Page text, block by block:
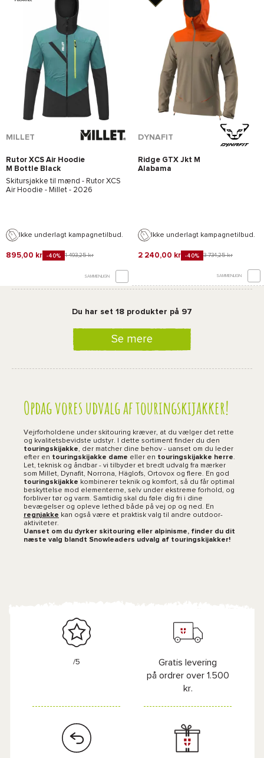
*Se betingelserne
MILLET
Rutor XCS Air Hoodie
M Bottle Black
Skitursjakke til mænd - Rutor XCS
Air Hoodie - Millet - 2026
Ikke underlagt kampagnetilbud.
895,00 kr -40% 1 493,25 kr
SAMMENLIGN
DYNAFIT
Ridge GTX Jkt M
Alabama
Ikke underlagt kampagnetilbud.
2 240,00 kr -40% 3 734,25 kr
SAMMENLIGN
Du har set 18 produkter på 97
Se mere
Opdag vores udvalg af touringskijakker!
Vejrforholdene under skitouring kræver, at du vælger det rette
og kvalitetsbevidste udstyr. I dette sortiment finder du den
touringskijakke, der matcher dine behov - uanset om du leder
efter en touringskijakke dame eller en touringskijakke herre.
Let, teknisk og åndbar - vi tilbyder et bredt udvalg fra mærker
som Millet, Dynafit, Norrona, Häglofs, Ortovox og flere. En god
touringskijakke kombinerer teknik og komfort, så du får optimal
beskyttelse mod elementerne, selv under ekstreme forhold, og
forbliver tør og varm. Samtidig skal du føle dig fri i dine
bevægelser og opleve lethed både på vej op og ned. En
regnjakke kan også være et praktisk valg til andre outdoor-
aktiviteter.
Uanset om du dyrker skitouring eller alpinisme, finder du dit
næste valg blandt Snowleaders udvalg af touringskijakker!
/5
Gratis levering
på ordrer over 1.500
kr.